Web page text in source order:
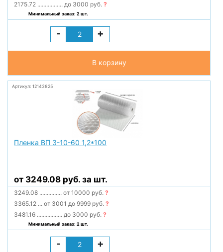
2175.72 ................. до 3000 руб.?
Минимальный заказ: 2 шт.
- +
В корзину
Артикул: 12143825
Пленка ВП 3-10-60 1,2*100
от 3249.08 руб. за шт.
3249.08 ............... от 10000 руб.?
3365.12 ... от 3001 до 9999 руб.?
3481.16 ................. до 3000 руб.?
Минимальный заказ: 2 шт.
- +